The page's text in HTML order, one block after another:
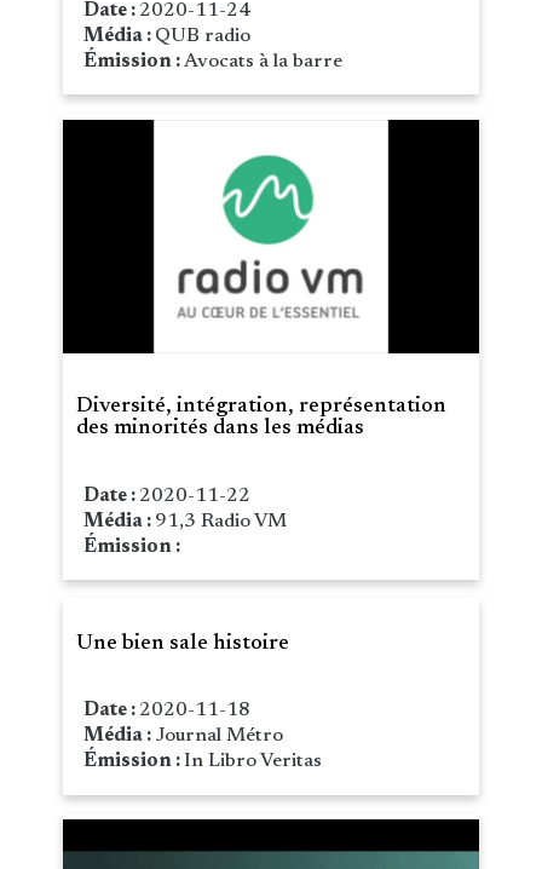
Date : 2020-11-24
Média : QUB radio
Émission :Avocats à la barre
Diversité, intégration, représentation
des minorités dans les médias
Date : 2020-11-22
Média : 91,3 Radio VM
Émission :
Une bien sale histoire
Date : 2020-11-18
Média : Journal Métro
Émission :In Libro Veritas